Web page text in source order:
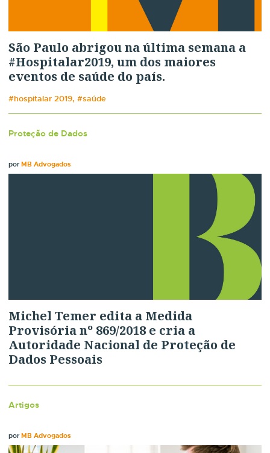
São Paulo abrigou na última semana a
#Hospitalar2019, um dos maiores
eventos de saúde do país.
#hospitalar 2019, #saúde
Proteção de Dados
porMB Advogados
Michel Temer edita a Medida
Provisória nº 869/2018 e cria a
Autoridade Nacional de Proteção de
Dados Pessoais
Artigos
porMB Advogados